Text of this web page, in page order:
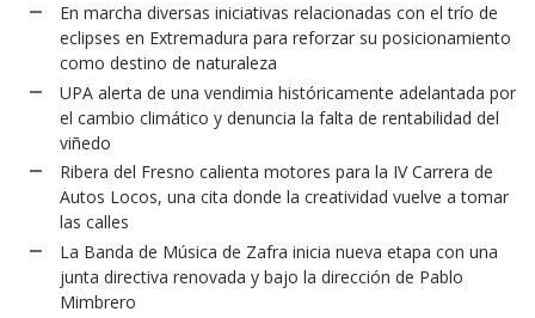
En marcha diversas iniciativas relacionadas con el trío de
eclipses en Extremadura para reforzar su posicionamiento
como destino de naturaleza
UPA alerta de una vendimia históricamente adelantada por
el cambio climático y denuncia la falta de rentabilidad del
viñedo
Ribera del Fresno calienta motores para la IV Carrera de
Autos Locos, una cita donde la creatividad vuelve a tomar
las calles
La Banda de Música de Zafra inicia nueva etapa con una
junta directiva renovada y bajo la dirección de Pablo
Mimbrero